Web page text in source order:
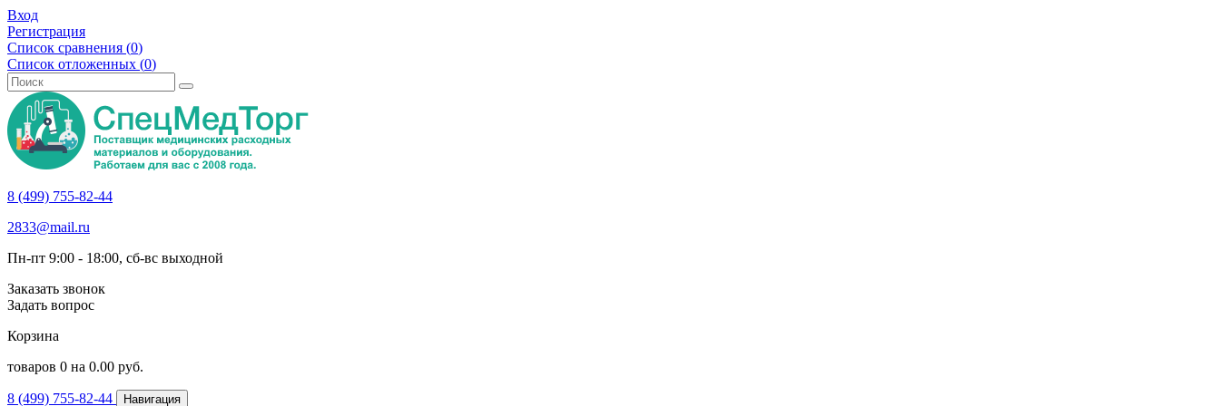
Вход
Регистрация
Список сравнения (0)
Список отложенных (0)
8 (499) 755-82-44
2833@mail.ru
Пн-пт 9:00 - 18:00, сб-вс выходной
Заказать звонок
Задать вопрос
Корзина
товаров 0 на 0.00 руб.
8 (499) 755-82-44 Навигация